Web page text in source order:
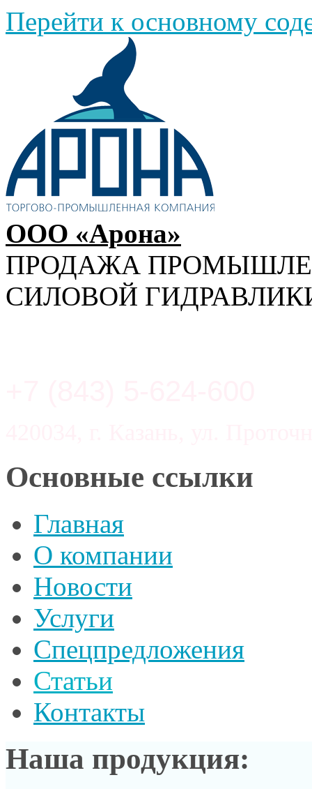
Перейти к основному
ООО «Арона»
ПРОДАЖА
СИЛОВОЙ
Основные ссылки
Главная
О компании
Новости
Услуги
Спецпредложения
Статьи
Контакты
Наша продукция: